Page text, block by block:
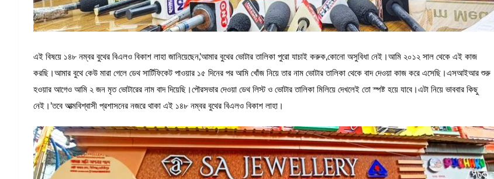
এই বিষয়ে ১৪৮ নম্বর বুথের বিএলও বিকাশ লাহা জানিয়েছেন,’আমার বুথের ভোটার তালিকা পুরো যাচাই করুক,কোনো অসুবিধা নেই।আমি ২০১২ সাল থেকে এই কাজ
করছি।আমার বুথে কেউ মারা গেলে ডেথ সার্টিফিকেট পাওয়ার ১৫ দিনের পর আমি খোঁজ নিয়ে তার নাম ভোটার তালিকা থেকে বাদ দেওয়া কাজ করে এসেছি।এসআইআর শুরু
হওয়ার আগেও আমি ২ জন মৃত ভোটারের নাম বাদ দিয়েছি।পৌরসভার দেওয়া ডেথ লিস্ট ও ভোটার তালিকা মিলিয়ে দেখলেই তো স্পষ্ট হয়ে যাবে।এটা নিয়ে ভাববার কিছু
নেই।’তবে আত্মবিশ্বাসী প্রশাসনের নজরে থাকা এই ১৪৮ নম্বর বুথের বিএলও বিকাশ লাহা।